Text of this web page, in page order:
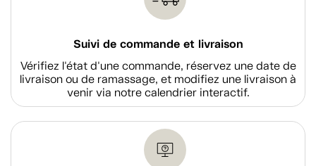
Suivi de commande et livraison
Vérifiez l'état d'une commande, réservez une date de
livraison ou de ramassage, et modifiez une livraison à
venir via notre calendrier interactif.